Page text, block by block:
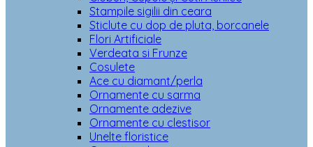
Stampile sigilii din ceara
Sticlute cu dop de pluta, borcanele
Flori Artificiale
Verdeata si Frunze
Cosulete
Ace cu diamant/perla
Ornamente cu sarma
Ornamente adezive
Ornamente cu clestisor
Unelte floristice